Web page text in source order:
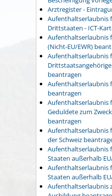
Arztregister -
Aufenthaltserlaubnis
Drittstaaten - ICT-
Aufenthaltserlaubnis
(Nicht-EU/EWR)
Aufenthaltserlaubnis
beantragen
Aufenthaltserlaubnis
beantragen
Aufenthaltserlaubnis
Geduldete zum
beantragen
Aufenthaltserlaubnis
der Schweiz
Aufenthaltserlaubnis
Staaten außerhalb
Aufenthaltserlaubnis
Staaten außerhalb
Aufenthaltserlaubnis